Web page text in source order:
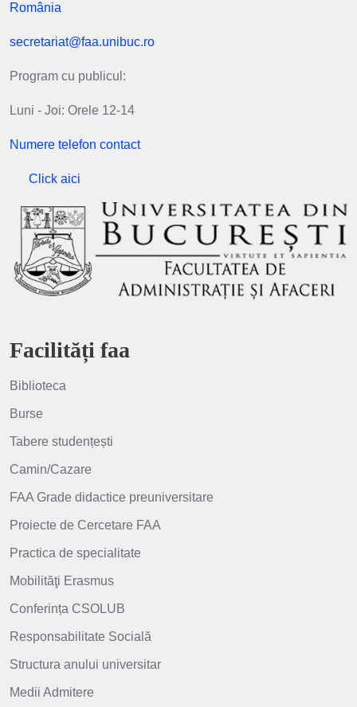
România
secretariat@faa.unibuc.ro
Program cu publicul:
Luni - Joi: Orele 12-14
Numere telefon contact
Click aici
Facilități faa
Biblioteca
Burse
Tabere studențești
Camin/Cazare
FAA Grade didactice preuniversitare
Proiecte de Cercetare FAA
Practica de specialitate
Mobilităţi Erasmus
Conferința CSOLUB
Responsabilitate Socială
Structura anului universitar
Medii Admitere